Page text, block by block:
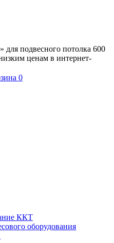
для подвесного потолка 600
ценам в интернет-
0
ККТ
оборудования